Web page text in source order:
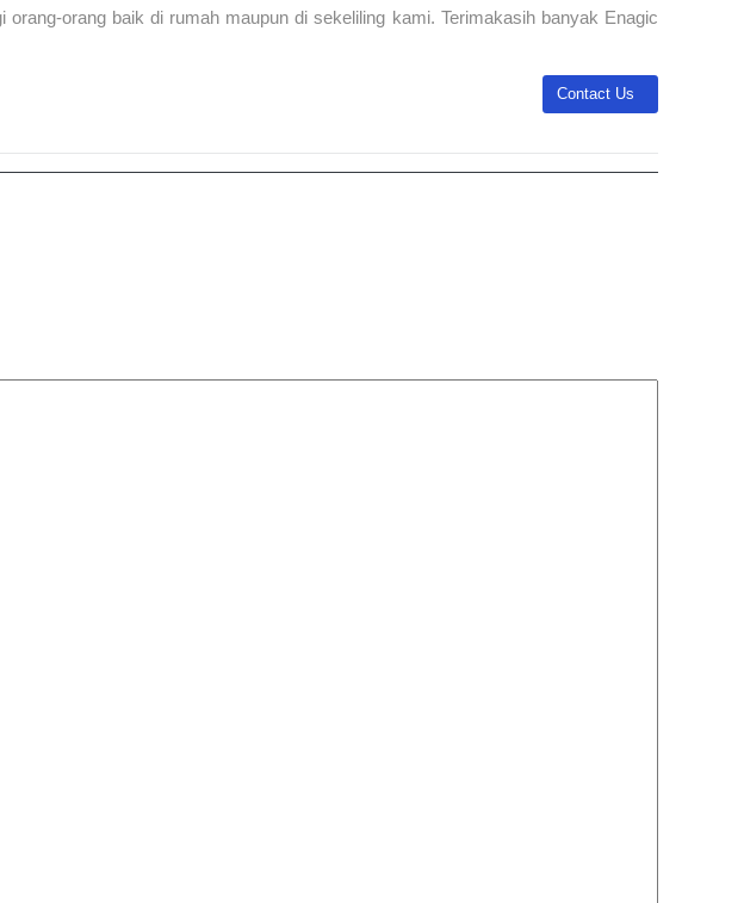
orang baik di rumah maupun di sekeliling kami. Terimakasih banyak Enagic
Next article: Contact Us
Contact Us